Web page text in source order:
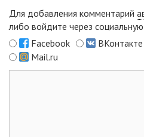
Для добавления комментарий
либо войдите через социальную
Facebook
ВКонтакте
Mail.ru